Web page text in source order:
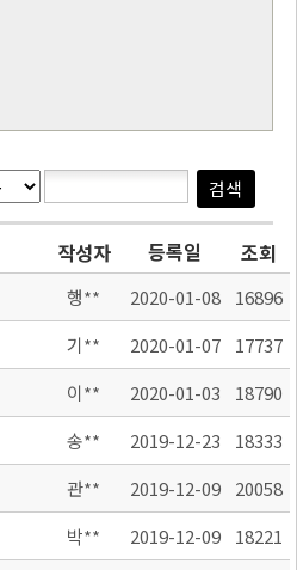
작성자 등록일 조회
행** 2020-01-08
16896
기** 2020-01-07
17737
이** 2020-01-03
18790
송** 2019-12-23
18333
관** 2019-12-09
20058
박** 2019-12-09
18221